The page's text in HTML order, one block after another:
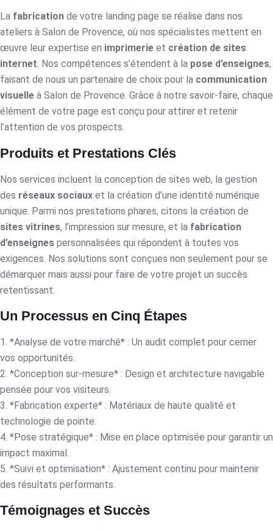
La fabrication de votre landing page se réalise dans nos
ateliers à Salon de Provence, où nos spécialistes mettent en
œuvre leur expertise en imprimerie et création de sites
internet. Nos compétences s’étendent à la pose d’enseignes,
faisant de nous un partenaire de choix pour la communication
visuelle à Salon de Provence. Grâce à notre savoir-faire, chaque
élément de votre page est conçu pour attirer et retenir
l’attention de vos prospects.
Produits et Prestations Clés
Nos services incluent la conception de sites web, la gestion
des réseaux sociaux et la création d’une identité numérique
unique. Parmi nos prestations phares, citons la création de
sites vitrines, l’impression sur mesure, et la fabrication
d’enseignes personnalisées qui répondent à toutes vos
exigences. Nos solutions sont conçues non seulement pour se
démarquer mais aussi pour faire de votre projet un succès
retentissant.
Un Processus en Cinq Étapes
1. *Analyse de votre marché* : Un audit complet pour cerner
vos opportunités.
2. *Conception sur-mesure* : Design et architecture navigable
pensée pour vos visiteurs.
3. *Fabrication experte* : Matériaux de haute qualité et
technologie de pointe.
4. *Pose stratégique* : Mise en place optimisée pour garantir un
impact maximal.
5. *Suivi et optimisation* : Ajustement continu pour maintenir
des résultats performants.
Témoignages et Succès